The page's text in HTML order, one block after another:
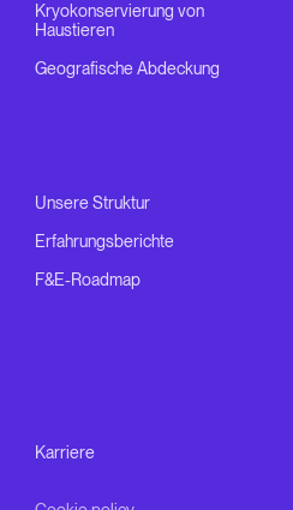
Kryokonservierung von
Haustieren
Geografische Abdeckung
Unsere Struktur
Erfahrungsberichte
F&E-Roadmap
Karriere